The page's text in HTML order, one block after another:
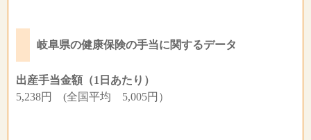
岐阜県の健康保険の手当に関するデータ
出産手当金額（1日あたり）
5,238円 (全国平均 5,005円）